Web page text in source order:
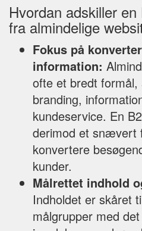
Hvordan adskiller
fra almindelige
Fokus på
information:
ofte et bredt
branding,
kundeservice. En
derimod et snævert
konvertere
kunder.
Målrettet indhold
Indholdet er skåret
målgrupper med